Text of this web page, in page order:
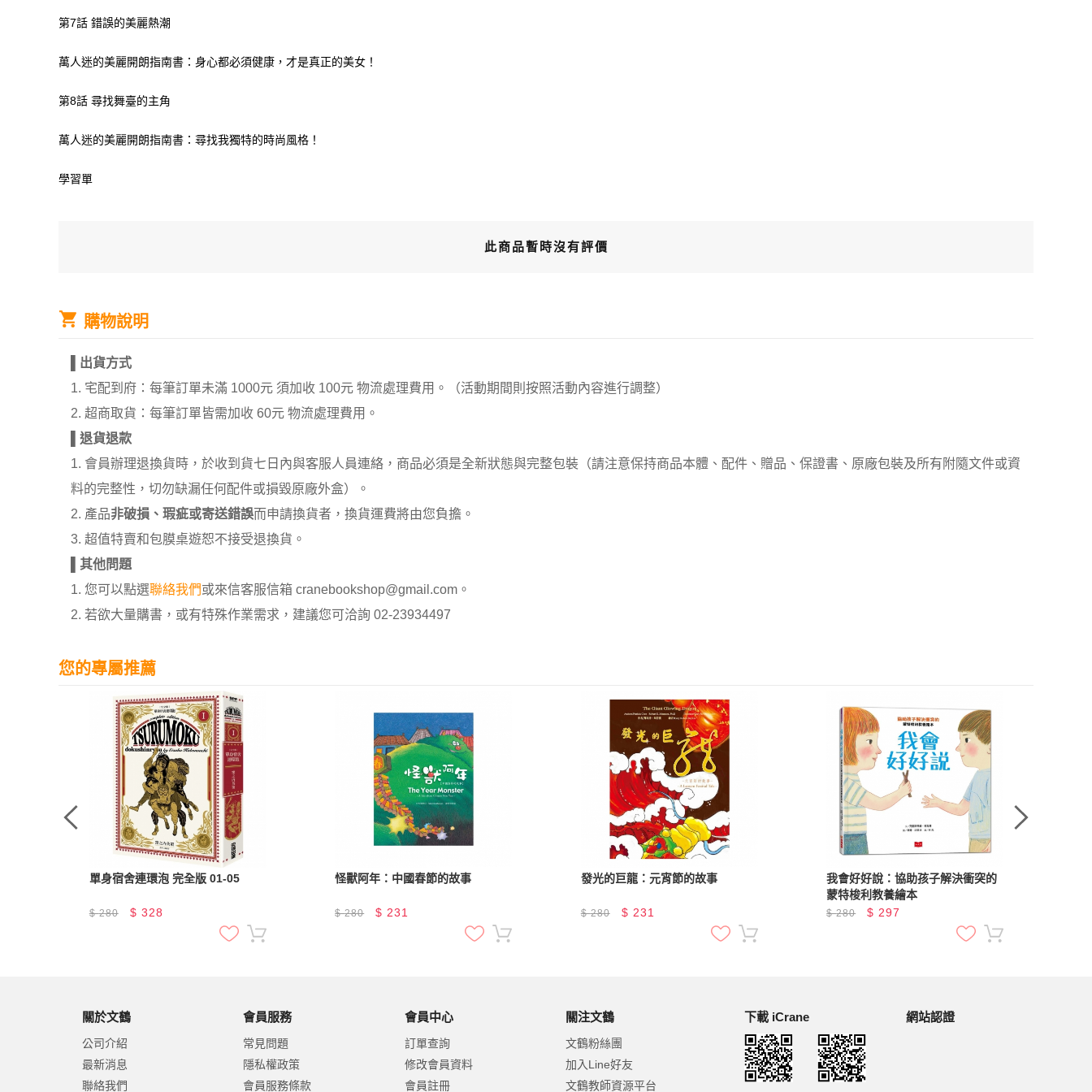
第7話 錯誤的美麗熱潮
萬人迷的美麗開朗指南書：身心都必須健康，才是真正的美女！
第8話 尋找舞臺的主角
萬人迷的美麗開朗指南書：尋找我獨特的時尚風格！
學習單
此商品暫時沒有評價
購物說明
出貨方式
1. 宅配到府：每筆訂單未滿 1000元 須加收 100元 物流處理費用。（活動期間則按照活動內容進行調整）
2. 超商取貨：每筆訂單皆需加收 60元 物流處理費用。
退貨退款
1. 會員辦理退換貨時，於收到貨七日內與客服人員連絡，商品必須是全新狀態與完整包裝（請注意保持商品本體、配件、贈品、保證書、原廠包裝及所有附隨文件或資
料的完整性，切勿缺漏任何配件或損毀原廠外盒）。
2. 產品非破損、瑕疵或寄送錯誤而申請換貨者，換貨運費將由您負擔。
3. 超值特賣和包膜桌遊恕不接受退換貨。
其他問題
1. 您可以點選聯絡我們或來信客服信箱 cranebookshop@gmail.com。
2. 若欲大量購書，或有特殊作業需求，建議您可洽詢 02-23934497
您的專屬推薦
單身宿舍連環泡 完全版 01-05
$280 $ 328
怪獸阿年：中國春節的故事
$280 $ 231
發光的巨龍：元宵節的故事
$280 $ 231
我會好好說：協助孩子解決衝突的
蒙特梭利教養繪本
$280 $ 297
關於文鶴
公司介紹
最新消息
聯絡我們
會員服務
常見問題
隱私權政策
會員服務條款
會員中心
訂單查詢
修改會員資料
會員註冊
關注文鶴
文鶴粉絲團
加入Line好友
文鶴教師資源平台
下載 iCrane 網站認證